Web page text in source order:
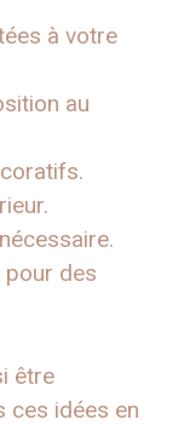
à votre
au
pour des
être
ces idées en